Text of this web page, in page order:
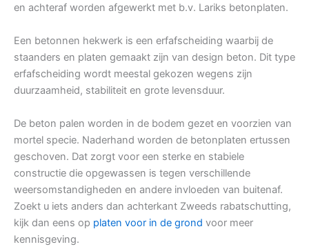
en achteraf worden afgewerkt met b.v. Lariks betonplaten.
Een betonnen hekwerk is een erfafscheiding waarbij de
staanders en platen gemaakt zijn van design beton. Dit type
erfafscheiding wordt meestal gekozen wegens zijn
duurzaamheid, stabiliteit en grote levensduur.
De beton palen worden in de bodem gezet en voorzien van
mortel specie. Naderhand worden de betonplaten ertussen
geschoven. Dat zorgt voor een sterke en stabiele
constructie die opgewassen is tegen verschillende
weersomstandigheden en andere invloeden van buitenaf.
Zoekt u iets anders dan achterkant Zweeds rabatschutting,
kijk dan eens op platen voor in de grond voor meer
kennisgeving.